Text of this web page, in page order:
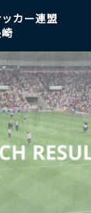
カー連盟